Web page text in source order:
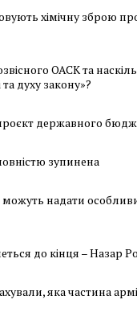
хімічну зброю
ОАСК та
та духу закону»?
державного
зупинена
можуть надати
до кінця – Назар
яка частина